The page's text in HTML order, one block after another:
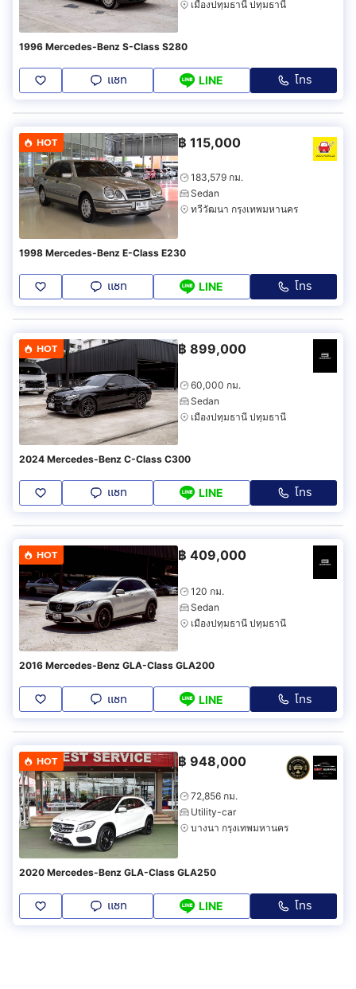
เมืองปทุมธานี ปทุมธานี
1996 Mercedes-Benz S-Class S280
แชท LINE โทร
HOT ฿ 115,000
183,579 กม.
Sedan
ทวีวัฒนา กรุงเทพมหานคร
1998 Mercedes-Benz E-Class E230
แชท LINE โทร
HOT ฿ 899,000
60,000 กม.
Sedan
เมืองปทุมธานี ปทุมธานี
2024 Mercedes-Benz C-Class C300
แชท LINE โทร
HOT ฿ 409,000
120 กม.
Sedan
เมืองปทุมธานี ปทุมธานี
2016 Mercedes-Benz GLA-Class GLA200
แชท LINE โทร
HOT ฿ 948,000
72,856 กม.
Utility-car
บางนา กรุงเทพมหานคร
2020 Mercedes-Benz GLA-Class GLA250
แชท LINE โทร